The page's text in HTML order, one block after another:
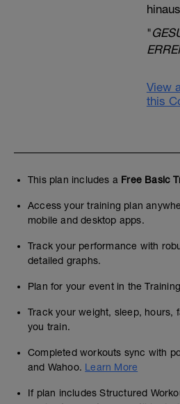
"
View
this
This plan includes a Free Basic
Access your training plan
mobile and desktop apps.
Track your performance with
detailed graphs.
Plan for your event in the
Track your weight, sleep, hours,
you train.
Completed workouts sync with
and Wahoo. Learn More
If plan includes Structured